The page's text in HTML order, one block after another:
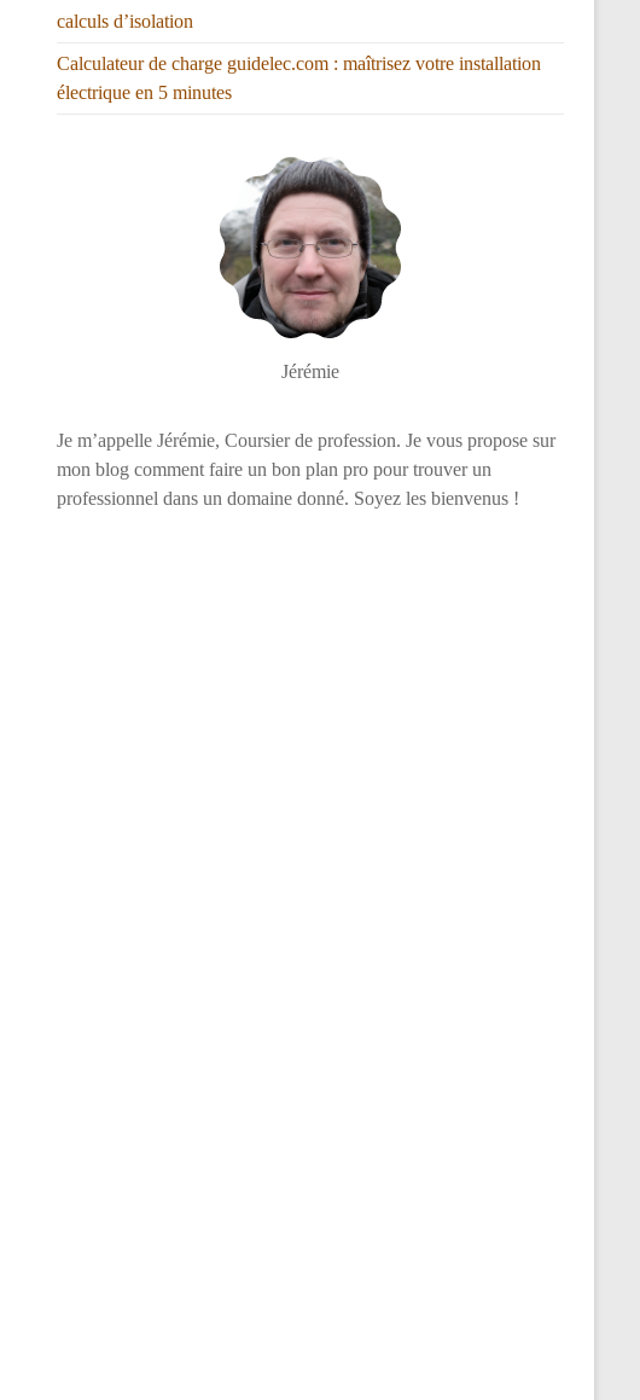
calculs d’isolation
Calculateur de charge guidelec.com : maîtrisez votre installation
électrique en 5 minutes
Jérémie
Je m’appelle Jérémie, Coursier de profession. Je vous propose sur
mon blog comment faire un bon plan pro pour trouver un
professionnel dans un domaine donné. Soyez les bienvenus !